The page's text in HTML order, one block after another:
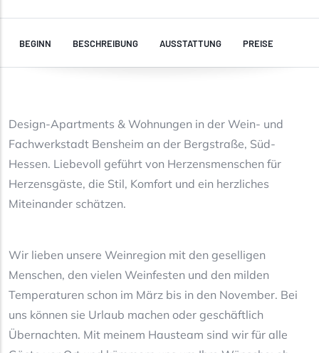
BEGINN BESCHREIBUNG AUSSTATTUNG PREISE
Design-Apartments & Wohnungen in der Wein- und
Fachwerkstadt Bensheim an der Bergstraße, Süd-
Hessen. Liebevoll geführt von Herzensmenschen für
Herzensgäste, die Stil, Komfort und ein herzliches
Miteinander schätzen.
Wir lieben unsere Weinregion mit den geselligen
Menschen, den vielen Weinfesten und den milden
Temperaturen schon im März bis in den November. Bei
uns können sie Urlaub machen oder geschäftlich
Übernachten. Mit meinem Hausteam sind wir für alle